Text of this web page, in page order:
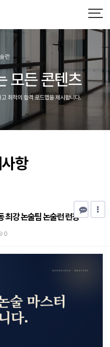
런
모든 콘텐츠
최적의 합격 로드맵을 제시합니다.
항
최강 논술팀 논술런 런칭
0